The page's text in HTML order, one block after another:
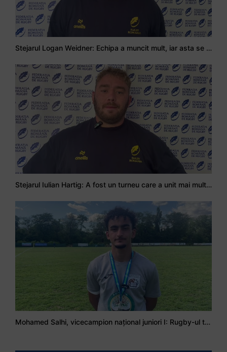
Stejarul Logan Weidner: Echipa a muncit mult, iar asta se va vedea în meciurile de la Nations Cup
Stejarul Iulian Hartig: A fost un turneu care a unit mai mult echipa
Mohamed Salhi, vicecampion național juniori I: Rugby-ul te învață să accepți și înfrângerile